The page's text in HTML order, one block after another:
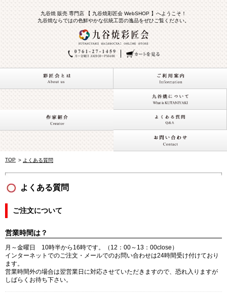
九谷焼 販売 専門店 【 九谷焼彩匠会 WebSHOP 】へようこそ！
九谷焼ならではの色鮮やかな伝統工芸の逸品をぜひご覧ください。
TOP > よくある質問
よくある質問
ご注文について
営業時間は？
月～金曜日 10時半から16時です。（12：00～13：00close）
インターネットでのご注文・メールでのお問い合わせは24時間受け付けており
ます。
営業時間外の場合は翌営業日に対応させていただきますので、恐れ入りますが
しばらくお待ち下さい。